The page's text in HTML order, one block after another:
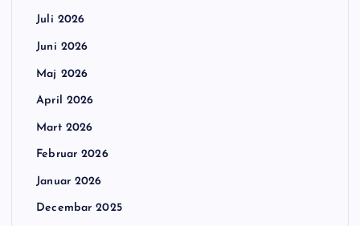
Juli 2026
Juni 2026
Maj 2026
April 2026
Mart 2026
Februar 2026
Januar 2026
Decembar 2025